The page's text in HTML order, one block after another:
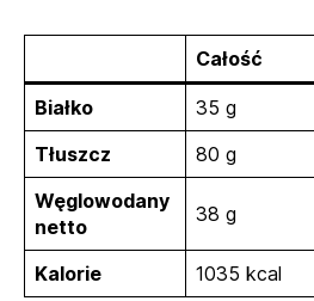
Całość
Białko 35 g
Tłuszcz
80 g
Węglowodany
netto
38 g
Kalorie 1035 kcal